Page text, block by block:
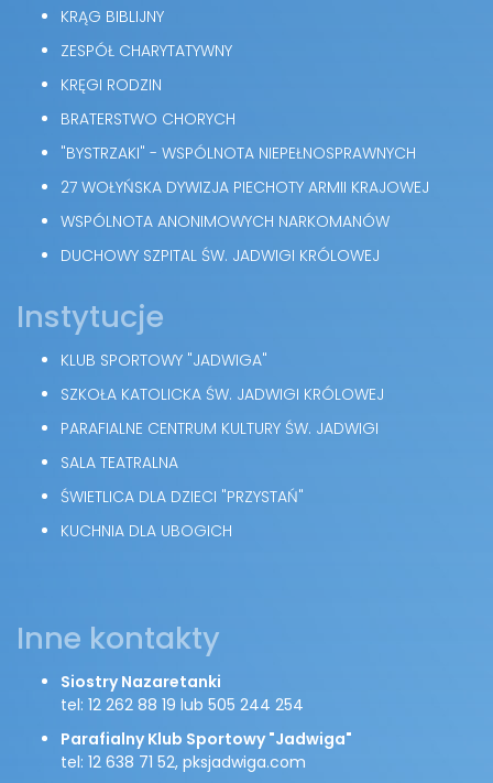
KRĄG BIBLIJNY
ZESPÓŁ CHARYTATYWNY
KRĘGI RODZIN
BRATERSTWO CHORYCH
"BYSTRZAKI" - WSPÓLNOTA NIEPEŁNOSPRAWNYCH
27 WOŁYŃSKA DYWIZJA PIECHOTY ARMII KRAJOWEJ
WSPÓLNOTA ANONIMOWYCH NARKOMANÓW
DUCHOWY SZPITAL ŚW. JADWIGI KRÓLOWEJ
Instytucje
KLUB SPORTOWY "JADWIGA"
SZKOŁA KATOLICKA ŚW. JADWIGI KRÓLOWEJ
PARAFIALNE CENTRUM KULTURY ŚW. JADWIGI
SALA TEATRALNA
ŚWIETLICA DLA DZIECI "PRZYSTAŃ"
KUCHNIA DLA UBOGICH
Inne kontakty
Siostry Nazaretanki
tel: 12 262 88 19 lub 505 244 254
Parafialny Klub Sportowy "Jadwiga"
tel: 12 638 71 52, pksjadwiga.com